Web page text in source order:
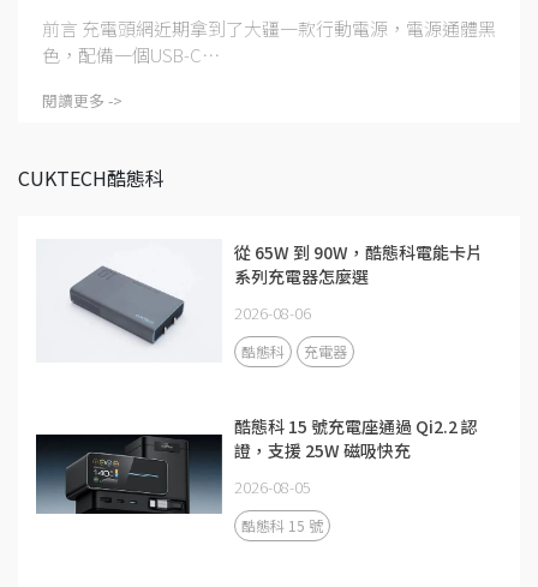
前言 充電頭網近期拿到了大疆一款行動電源，電源通體黑
色，配備一個USB-C⋯
閱讀更多 ->
CUKTECH酷態科
從 65W 到 90W，酷態科電能卡片
系列充電器怎麼選
2026-08-06
酷態科 充電器
酷態科 15 號充電座通過 Qi2.2 認
證，支援 25W 磁吸快充
2026-08-05
酷態科 15 號